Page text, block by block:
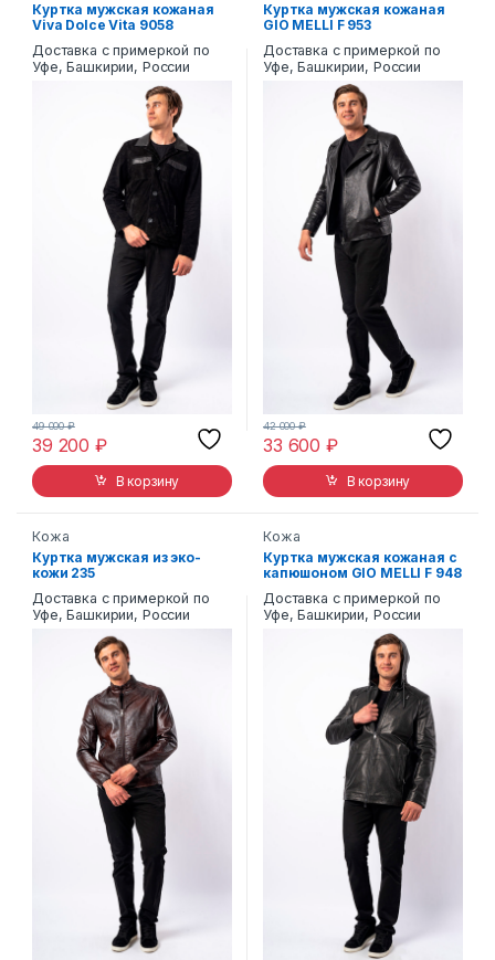
Куртка мужская кожаная
Viva Dolce Vita 9058
Доставка с примеркой по
Уфе, Башкирии, России
39 200₽
49 000₽
В корзину
Куртка мужская кожаная
GIO MELLI F 953
Доставка с примеркой по
Уфе, Башкирии, России
33 600₽
42 000₽
В корзину
Кожа
Куртка мужская из эко-
кожи 235
Доставка с примеркой по
Уфе, Башкирии, России
Кожа
Куртка мужская кожаная с
капюшоном GIO MELLI F 948
Доставка с примеркой по
Уфе, Башкирии, России